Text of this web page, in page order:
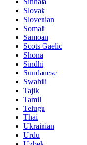
Slovak
Slovenian
Somali
Samoan
Scots Gaelic
Shona
Sindhi
Sundanese
Swahili
Tajik
Tamil
Telugu
Thai
Ukrainian
Urdu